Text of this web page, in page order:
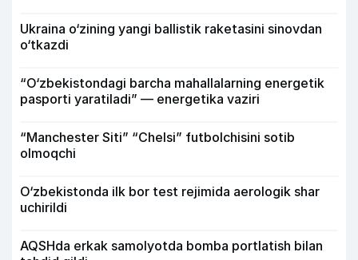
Ukraina o‘zining yangi ballistik raketasini sinovdan
o‘tkazdi
“O‘zbekistondagi barcha mahallalarning energetik
pasporti yaratiladi” — energetika vaziri
“Manchester Siti” “Chelsi” futbolchisini sotib
olmoqchi
O‘zbekistonda ilk bor test rejimida aerologik shar
uchirildi
AQSHda erkak samolyotda bomba portlatish bilan